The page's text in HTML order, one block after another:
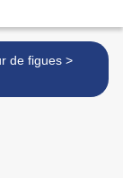
Liqueur de figues >